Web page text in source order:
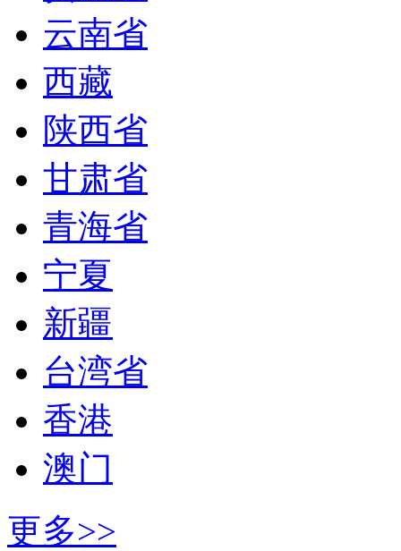
云南省
西藏
陕西省
甘肃省
青海省
宁夏
新疆
台湾省
香港
澳门
更多>>